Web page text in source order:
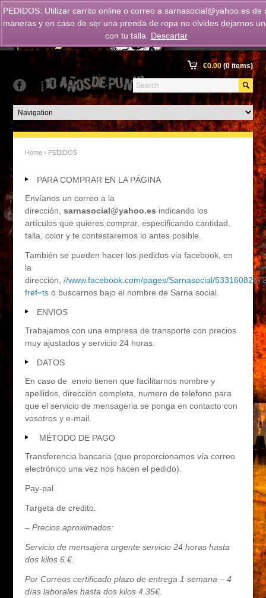
€0.00(0 items)
Home › PEDIDOS
PARA COMPRAR EN LA PÁGINA
Envíanos un correo a la
dirección,sarnasocial@yahoo.es indicando los
artículos que quieres comprar, especificando cantidad,
talla, color y te contestaremos lo antes posible.
También se pueden hacer los pedidos via facebook, en
la
dirección,//www.facebook.com/pages/Sarnasocial/
fref=ts o buscarnos bajo el nombre de Sarna social.
ENVIOS
Trabajamos con una empresa de transporte con precios
muy ajustados y servicio 24 horas.
DATOS
En caso de envio tienen que facilitarnos nombre y
apellidos, dirección completa, numero de telefono para
que el servicio de mensageria se ponga en contacto con
vosotros y e-mail.
MÉTODO DE PAGO
Transferencia bancaria (que proporcionamos vía correo
electrónico una vez nos hacen el pedido).
Pay-pal
Targeta de credito.
– Precios aproximados:
Servicio de mensajera urgente servicio 24 horas hasta
dos kilos 6 €.
Por Correos certificado plazo de entrega 1 semana – 4
días laborales hasta dos kilos 4.35€.
PEDIDOS: Utilizar carrito online o correo a sarnasocial@yahoo.esde
maneras y en caso de ser una prenda de ropa no olvides dejarnos
con tu talla.
Descartar